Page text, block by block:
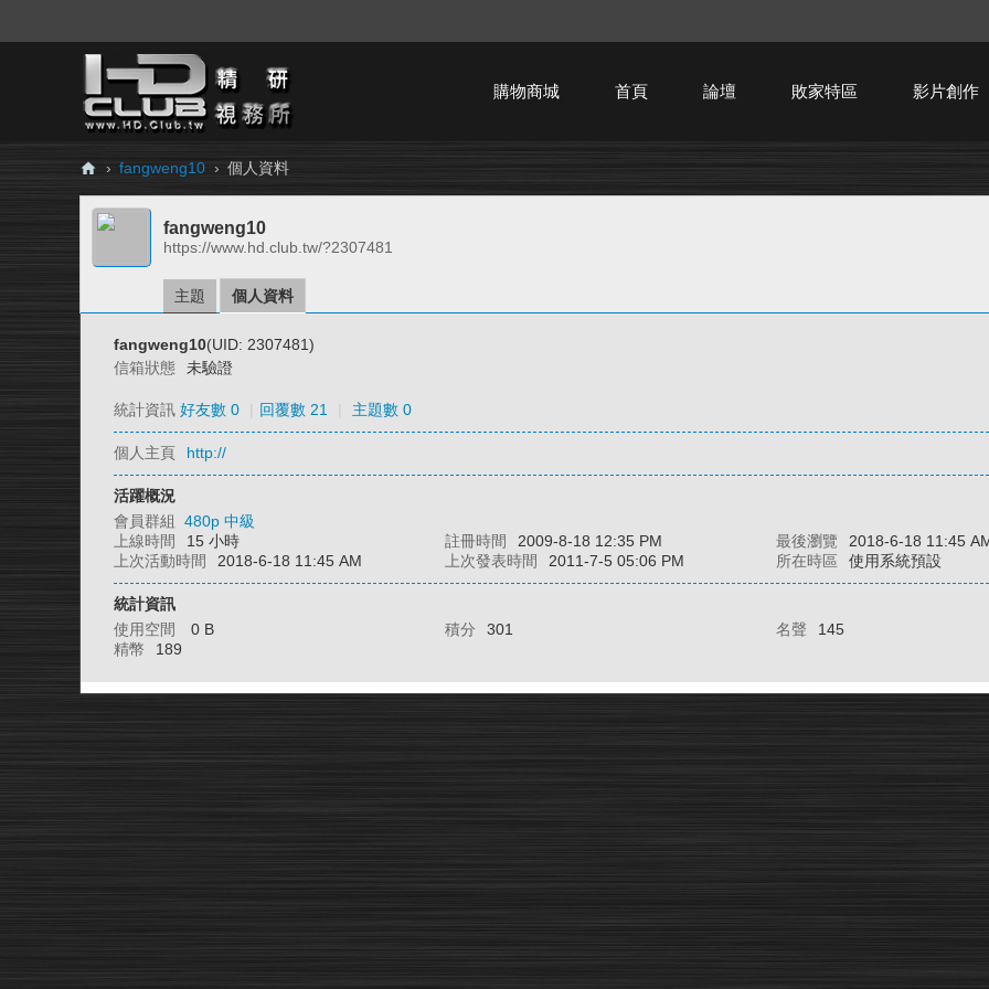
購物商城 首頁 論壇 敗家特區 影片創作
H
Cl
› fangweng10 › 個人資料
fangweng10
https://www.hd.club.tw/?2307481
主題 個人資料
fangweng10(UID: 2307481)
信箱狀態
未驗證
統計資訊 好友數 0 回覆數 21 主題數 0
個人主頁 http://
活躍概況
會員群組 480p 中級
上線時間
15 小時 註冊時間 2009-8-18 12:35 PM 最後瀏覽
2018-6-18 11:45
上次活動時間
2018-6-18 11:45 AM 上次發表時間 2011-7-5 05:06 PM 所在時區 使用系統預設
統計資訊
使用空間
0 B 積分 301 名聲
145
精幣
189